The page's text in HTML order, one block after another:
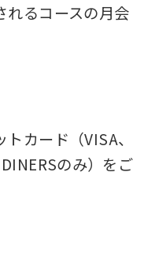
れるコースの月会
カード（VISA、
のみ）をご